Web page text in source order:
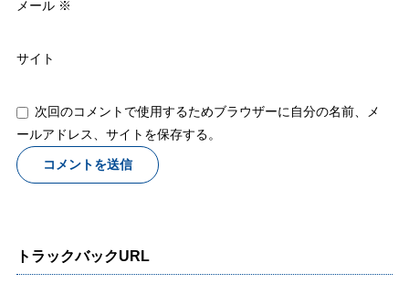
メール ※
サイト
次回のコメントで使用するためブラウザーに自分の名前、メ
ールアドレス、サイトを保存する。
トラックバックURL